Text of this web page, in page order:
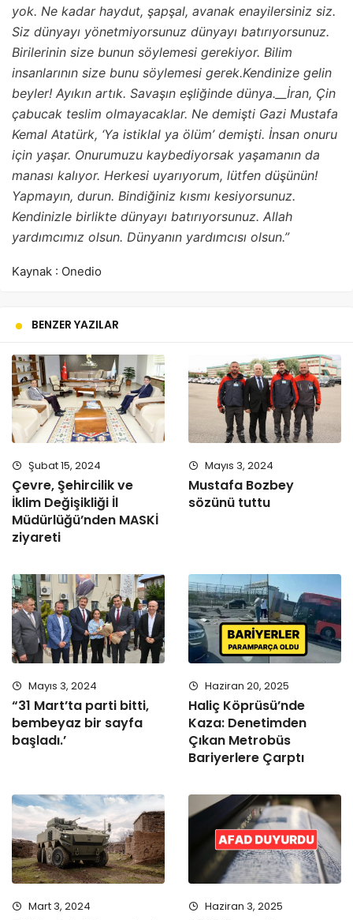
yok. Ne kadar haydut, şapşal, avanak enayilersiniz siz.
Siz dünyayı yönetmiyorsunuz dünyayı batırıyorsunuz.
Birilerinin size bunun söylemesi gerekiyor. Bilim
insanlarının size bunu söylemesi gerek.Kendinize gelin
beyler! Ayıkın artık. Savaşın eşliğinde dünya.__İran, Çin
çabucak teslim olmayacaklar. Ne demişti Gazi Mustafa
Kemal Atatürk, ‘Ya istiklal ya ölüm’ demişti. İnsan onuru
için yaşar. Onurumuzu kaybediyorsak yaşamanın da
manası kalıyor. Herkesi uyarıyorum, lütfen düşünün!
Yapmayın, durun. Bindiğiniz kısmı kesiyorsunuz.
Kendinizle birlikte dünyayı batırıyorsunuz. Allah
yardımcımız olsun. Dünyanın yardımcısı olsun.”
Kaynak : Onedio
BENZER YAZILAR
Şubat 15, 2024
Çevre, Şehircilik ve
İklim Değişikliği İl
Müdürlüğü’nden MASKİ
ziyareti
Mayıs 3, 2024
Mustafa Bozbey
sözünü tuttu
Mayıs 3, 2024
“31 Mart’ta parti bitti,
bembeyaz bir sayfa
başladı.’
Haziran 20, 2025
Haliç Köprüsü’nde
Kaza: Denetimden
Çıkan Metrobüs
Bariyerlere Çarptı
Mart 3, 2024 Haziran 3, 2025